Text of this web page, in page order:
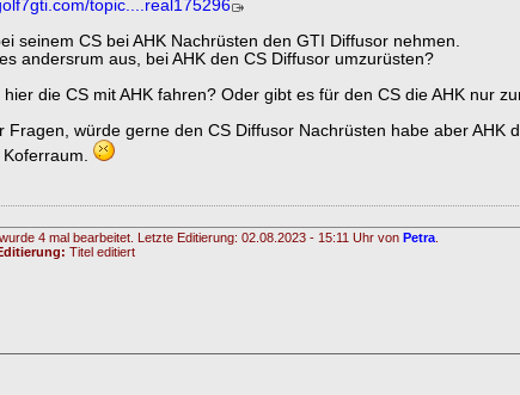
topic....real175296
seinem CS bei AHK Nachrüsten den GTI Diffusor nehmen.
andersrum aus, bei AHK den CS Diffusor umzurüsten?
hier die CS mit AHK fahren? Oder gibt es für den CS die AHK nur
Fragen, würde gerne den CS Diffusor Nachrüsten habe aber AHK
4 mal bearbeitet. Letzte Editierung: 02.08.2023 - 15:11 Uhr von Petra
Titel editiert